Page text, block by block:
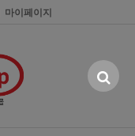
마이페이지